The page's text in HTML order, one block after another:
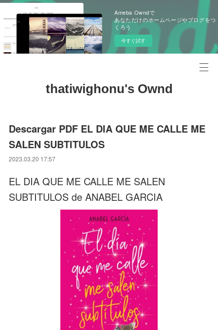
Ameba Owndで
あなただけのホームページやブログをつ
くろう
今すぐ試す
thatiwighonu's Ownd
Descargar PDF EL DIA QUE ME CALLE ME
SALEN SUBTITULOS
2023.03.20 17:57
EL DIA QUE ME CALLE ME SALEN
SUBTITULOS de ANABEL GARCIA